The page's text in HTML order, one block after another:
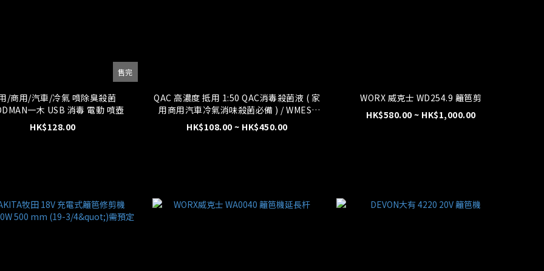
售完
/商用/汽車/冷氣 噴除臭殺菌
一木 USB 消毒 電動 噴壺
HK$128.00
QAC 高濃度 抵用 1:50 QAC消毒殺菌液 ( 家
用商用汽車冷氣消味殺菌必備 ) / WMES-
001 加長噴咀 可調角度 冷氣，浴室清洗噴
HK$108.00 ~ HK$450.00
WORX 威克士 WD254.9 籬笆剪
HK$580.00 ~ HK$1,000.00